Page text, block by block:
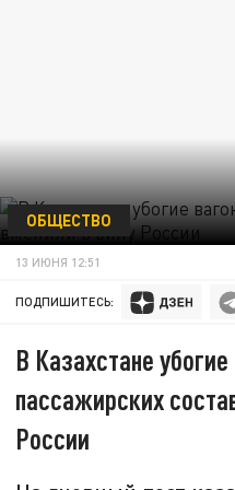
ОБЩЕСТВО
13 ИЮНЯ 12:51
ПОДПИШИТЕСЬ:
В Казахстане
пассажирских
России